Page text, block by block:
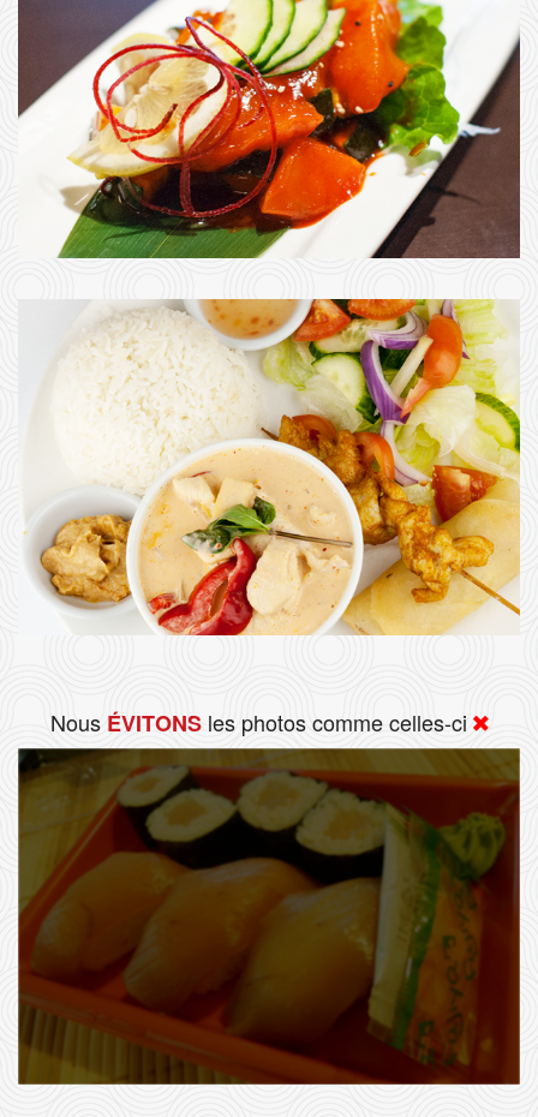
Nous ÉVITONSles photos comme celles-ci